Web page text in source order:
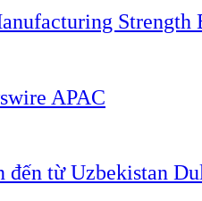
Strength
APAC
đến từ Uzbekistan